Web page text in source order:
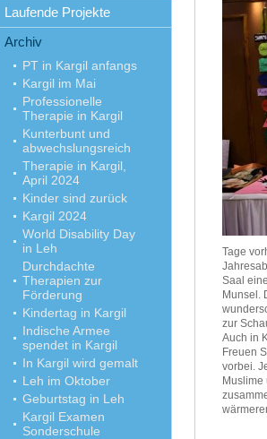
Laufende Projekte
Archiv
PT in Kargil anfangs
Kargil im Mai
Professionelle
Therapie in Kargil
Kunterbunt und
abwechslungsreich
Therapie in Kargil,
April 2024
Kinder sind zurück
Kargil 2024
World Disability Day
in Leh
Durchdachte
Therapien zur
Förderung
Kindertag in Kargil
Indische Armee
spendet in Kargil
In Kargil wird gemalt
Leh im Oktober
Geburtstag in Leh
Kargil Examen
Sonderschule
Tage
Saal
Munsel.
zur
Auch in
Freuen
vorbei.